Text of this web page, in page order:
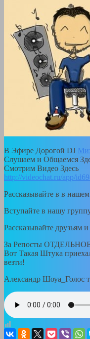
В Эфире Дорогой DJ
Слушаем и Общаемся
Смотрим Видео Здесь
http://videochat.ru/app/
Рассказывайте в в
Вступайте в нашу
Рассказывайте друзьям
За Репосты
Вот Такая Штука
везти!
Александр Шоуа_Голос